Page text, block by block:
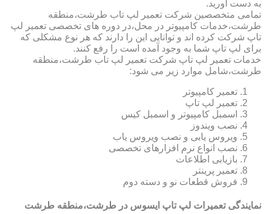
به دست آورید.
تمامی متخصصین شرکت تعمیر لپ تاب طرشت،منطقه
طرشت،خدمات کامپیوتر در محل،در دوره های تخصصی تعمیر لپ
تاپ شرکت کرده اند و توانایی این را دارند که هر نوع مشکلی که
برای لپ تاپ شما به وجود آمده است را رفع کنند.
خدمات تعمیر لپ تاپ شرکت تعمیر لپ تاب طرشت،منطقه
طرشت،شامل موارد زیر می شود:
تعمیر کامپیوتر
تعمیر لپ تاپ
اسمبل کامپیوتر و اسمبل کیس
نصب ویندوز
ویروس یابی و نصب ویروس یاب
نصب انواع نرم افزارهای تخصصی
بازیابی اطلاعات
تعمیر پرینتر
فروش قطعات نو و دسته دوم
نمایندگی تعمیرات لپ تاپ ایسوس در طرشت،منطقه طرشت